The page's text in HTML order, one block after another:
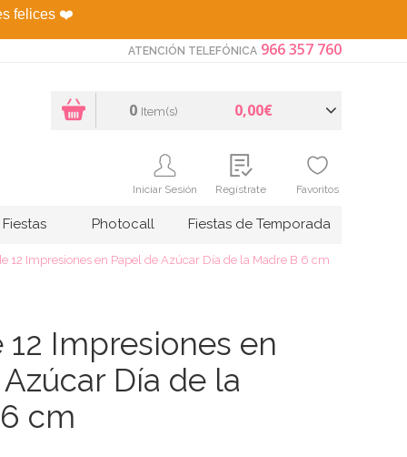
felices ❤️
ATENCIÓN TELEFÓNICA 966 357 760
0 Item(s) 0,00€
Iniciar Sesión Regístrate Favoritos
Photocall Fiestas de Temporada
12 Impresiones en Papel de Azúcar Día de la Madre B 6 cm
12 Impresiones en
Día de la
cm